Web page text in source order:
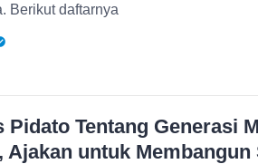
Berikut daftarnya
Pidato Tentang Generasi
Ajakan untuk Membangun